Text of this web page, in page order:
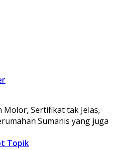
Molor, Sertifikat tak Jelas,
Sumanis yang juga
Topik